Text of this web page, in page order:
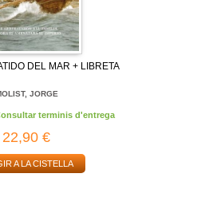
DEL MAR + LIBRETA
JORGE
terminis d'entrega
22,90 €
A LA CISTELLA